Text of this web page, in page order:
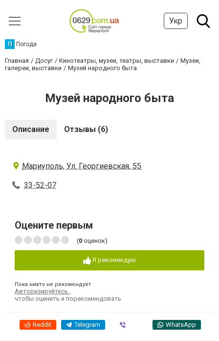
Укр
П Погода
Главная Досуг Кинотеатры, музеи, театры, выставки
Музеи,
галереи, выставки
Музей народного быта
Музей народного быта
Описание Отзывы (6)
Мариуполь, Ул. Георгиевская, 55
33-52-07
Оцените первым
(0 оценок)
Я рекомендую
Пока никто не рекомендует
Авторизируйтесь
чтобы оценить и порекомендовать
Reddit Telegram WhatsApp